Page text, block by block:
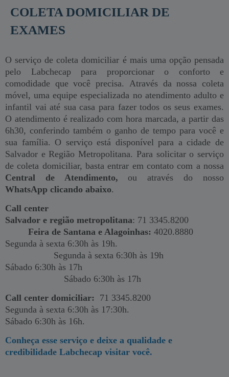
COLETA DOMICILIAR DE
EXAMES
O serviço de coleta domiciliar é mais uma opção pensada
pelo Labchecap para proporcionar o conforto e
comodidade que você precisa. Através da nossa coleta
móvel, uma equipe especializada no atendimento adulto e
infantil vai até sua casa para fazer todos os seus exames.
O atendimento é realizado com hora marcada, a partir das
6h30, conferindo também o ganho de tempo para você e
sua família. O serviço está disponível para a cidade de
Salvador e Região Metropolitana. Para solicitar o serviço
de coleta domiciliar, basta entrar em contato com a nossa
Central de Atendimento,
ou através do nosso
WhatsApp clicando abaixo.
Call center
Salvador e região metropolitana: 71 3345.8200
Feira de Santana e Alagoinhas: 4020.8880
Segunda à sexta 6:30h às 19h.
Segunda à sexta 6:30h às 19h
Sábado 6:30h às 17h
Sábado 6:30h às 17h
Call center domiciliar: 71 3345.8200
Segunda à sexta 6:30h às 17:30h.
Sábado 6:30h às 16h.
Conheça esse serviço e deixe a qualidade e
credibilidade Labchecap visitar você.